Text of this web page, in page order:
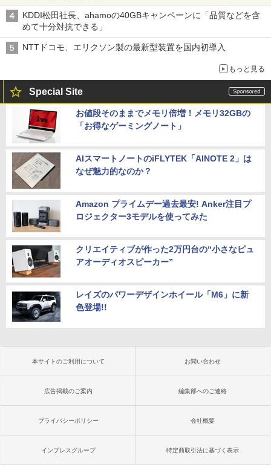
KDDI松田社長、ahamoの40GBキャンペーンに「品質などを含
めて十分対抗できる」
NTTドコモ、エリクソン製の最新型装置を国内初導入
もっと見る
Special Site
お値段そのままでメモリ倍増！メモリ32GBの
「お得なゲーミングノート」
AIスマートノートのiFLYTEK「AINOTE 2」は
なぜ魅力的なのか？
Amazon プライムデー過去最安! Anker注目プ
ロジェクター3モデルを使ってみた
クリエイティブが作った2万円台の“小さなピュ
アオーディオスピーカー”
レイズのパワーデザインホイール「M6」に新
色登場!!
本サイトのご利用について お問い合わせ
広告掲載のご案内 編集部へのご連絡
プライバシーポリシー 会社概要
インプレスグループ 特定商取引法に基づく表示